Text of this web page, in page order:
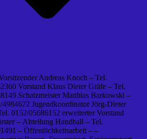
Andreas Knoch – Tel.
Vorstand Klaus Dieter Gräfe – Tel.
Schatzmeister Matthias Barkowski –
4984672 Jugendkoordinator Jörg-Dieter
0152/05686152 erweiterter Vorstand
– Abteilung Handball – Tel.
– Öffentlichkeitsarbeit – –